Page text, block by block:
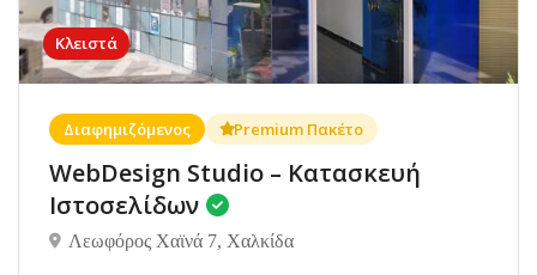
Κλειστά
Διαφημιζόμενος Premium Πακέτο
WebDesign Studio – Κατασκευή
Ιστοσελίδων
Λεωφόρος Χαϊνά 7, Χαλκίδα